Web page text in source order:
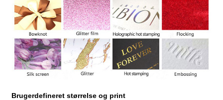
Brugerdefineret størrelse og print